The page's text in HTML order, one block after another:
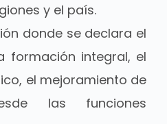
y el país.
donde se declara el
formación integral, el
el mejoramiento de
las funciones